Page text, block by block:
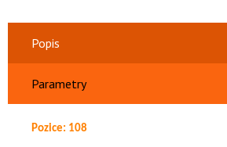
Popis
Parametry
Pozice: 108